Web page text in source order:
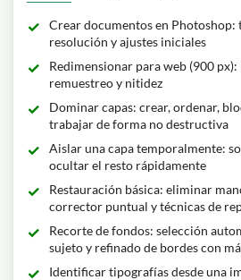
Crear documentos en Photoshop:
resolución y ajustes iniciales
Redimensionar para web (900
remuestreo y nitidez
Dominar capas: crear, ordenar,
trabajar de forma no destructiva
Aislar una capa temporalmente:
ocultar el resto rápidamente
Restauración básica: eliminar
corrector puntual y técnicas de
Recorte de fondos: selección
sujeto y refinado de bordes con
Identificar tipografías desde una